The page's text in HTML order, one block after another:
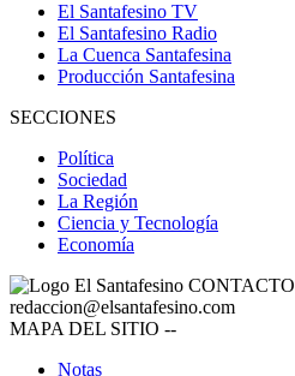
El Santafesino TV
El Santafesino Radio
La Cuenca Santafesina
Producción Santafesina
SECCIONES
Política
Sociedad
La Región
Ciencia y Tecnología
Economía
CONTACTO
redaccion@elsantafesino.com
MAPA DEL SITIO --
Notas